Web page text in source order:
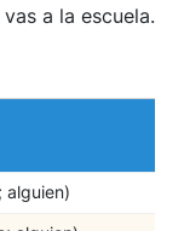
a la escuela.
alguien)